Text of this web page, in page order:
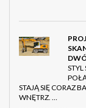
STAJĄ SIĘ CORAZ
WNĘTRZ. …